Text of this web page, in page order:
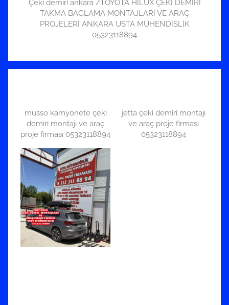
Çeki demiri ankara /TOYOTA HILUX ÇEKİ DEMİRİ
TAKMA BAGLAMA MONTAJLARI VE ARAÇ
PROJELERİ ANKARA USTA MÜHENDİSLİK
05323118894
musso kamyonete çeki
demiri montajı ve araç
proje firması 05323118894
jetta çeki demiri montajı
ve araç proje firması
05323118894